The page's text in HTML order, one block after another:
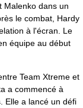
Malenko dans un
le combat, Hardy
à l'écran. Le
équipe au début
Team Xtreme et
a commencé à
Elle a lancé un défi